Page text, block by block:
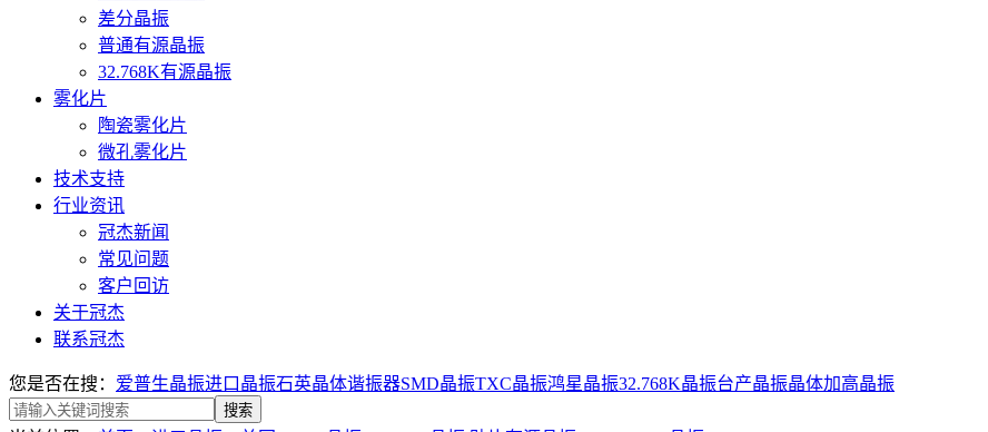
差分晶振
普通有源晶振
32.768K有源晶振
雾化片
陶瓷雾化片
微孔雾化片
技术支持
行业资讯
冠杰新闻
常见问题
客户回访
关于冠杰
联系冠杰
您是否在搜： 爱普生晶振进口晶振石英晶体谐振器SMD晶振TXC晶振鸿星晶振32.768K晶振台产晶振晶体加高晶振